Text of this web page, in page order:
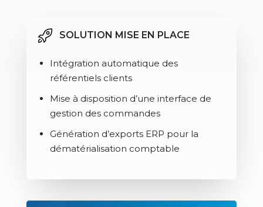
SOLUTION MISE EN PLACE
Intégration automatique des
référentiels clients
Mise à disposition d’une interface de
gestion des commandes
Génération d’exports ERP pour la
dématérialisation comptable